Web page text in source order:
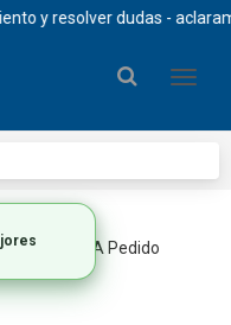
y resolver dudas -
Auriculares A Pedido